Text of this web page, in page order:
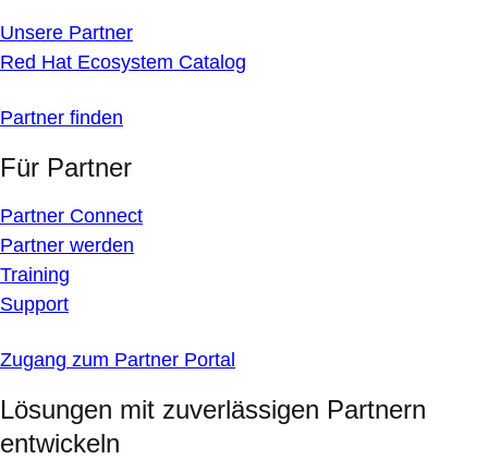
Unsere Partner
Red Hat Ecosystem Catalog
Partner finden
Für Partner
Partner Connect
Partner werden
Training
Support
Zugang zum Partner Portal
Lösungen mit zuverlässigen Partnern
entwickeln